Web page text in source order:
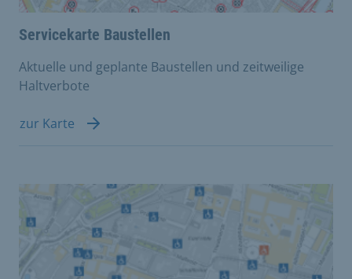
Servicekarte Baustellen
Aktuelle und geplante Baustellen und zeitweilige
Haltverbote
zur Karte